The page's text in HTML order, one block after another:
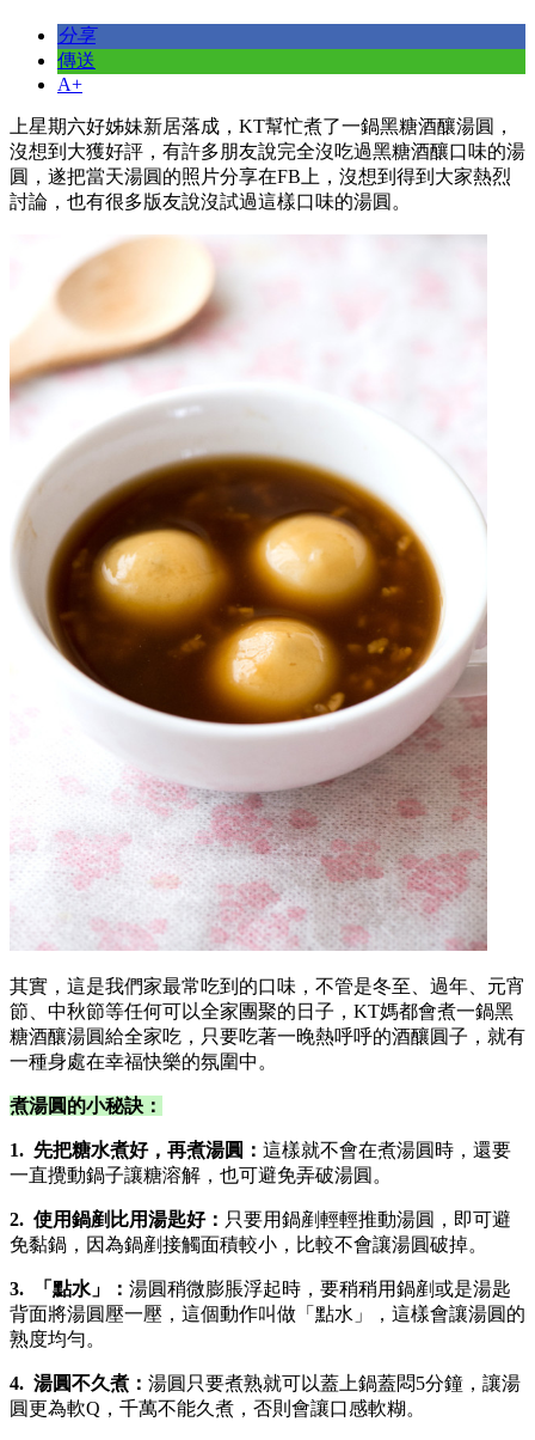
分享
傳送
A+
上星期六好姊妹新居落成，KT幫忙煮了一鍋黑糖酒釀湯圓，
沒想到大獲好評，有許多朋友說完全沒吃過黑糖酒釀口味的湯
圓，遂把當天湯圓的照片分享在FB上，沒想到得到大家熱烈
討論，也有很多版友說沒試過這樣口味的湯圓。
其實，這是我們家最常吃到的口味，不管是冬至、過年、元宵
節、中秋節等任何可以全家團聚的日子，KT媽都會煮一鍋黑
糖酒釀湯圓給全家吃，只要吃著一晚熱呼呼的酒釀圓子，就有
一種身處在幸福快樂的氛圍中。
煮湯圓的小秘訣：
1. 先把糖水煮好，再煮湯圓： 這樣就不會在煮湯圓時，還要
一直攪動鍋子讓糖溶解，也可避免弄破湯圓。
2. 使用鍋剷比用湯匙好： 只要用鍋剷輕輕推動湯圓，即可避
免黏鍋，因為鍋剷接觸面積較小，比較不會讓湯圓破掉。
3. 「點水」： 湯圓稍微膨脹浮起時，要稍稍用鍋剷或是湯匙
背面將湯圓壓一壓，這個動作叫做「點水」，這樣會讓湯圓的
熟度均勻。
4. 湯圓不久煮： 湯圓只要煮熟就可以蓋上鍋蓋悶5分鐘，讓湯
圓更為軟Q，千萬不能久煮，否則會讓口感軟糊。